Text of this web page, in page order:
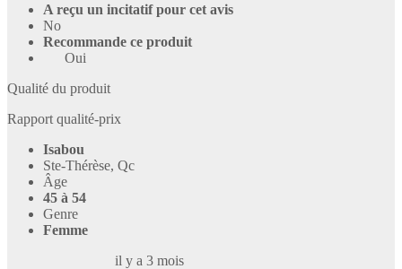
A reçu un incitatif pour cet avis
No
Recommande ce produit
Oui
Qualité du produit
Rapport qualité-prix
Isabou
Ste-Thérèse, Qc
Âge
45 à 54
Genre
Femme
il y a 3 mois